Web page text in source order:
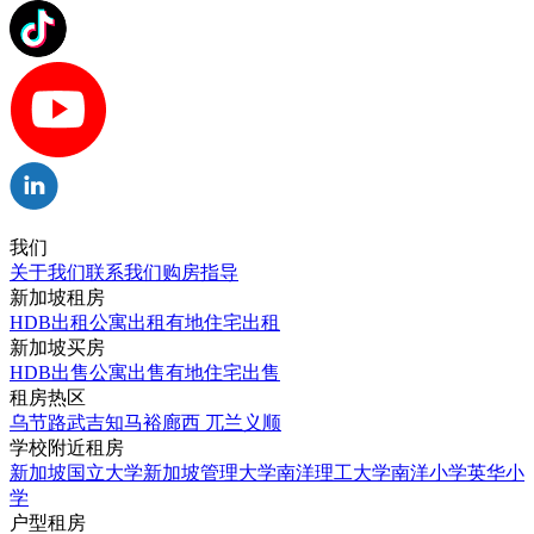
我们
关于我们联系我们购房指导
新加坡租房
HDB出租公寓出租有地住宅出租
新加坡买房
HDB出售公寓出售有地住宅出售
租房热区
乌节路武吉知马裕廊西 兀兰 义顺
学校附近租房
新加坡国立大学新加坡管理大学南洋理工大学南洋小学英华小
学
户型租房